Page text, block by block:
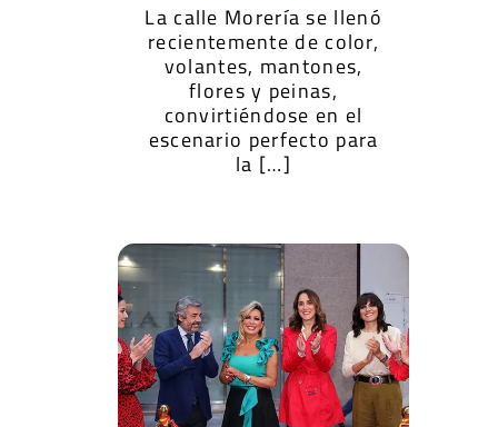
La calle Morería se llenó
recientemente de color,
volantes, mantones,
flores y peinas,
convirtiéndose en el
escenario perfecto para
la […]